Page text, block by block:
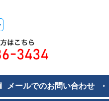
メールでのお問い合わせ